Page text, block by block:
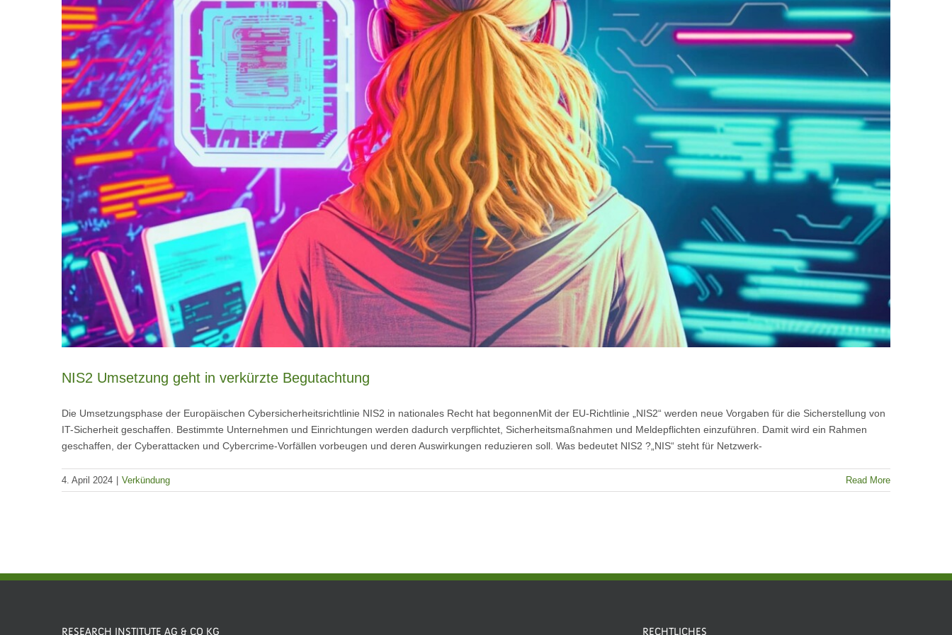
NIS2 Umsetzung geht in verkürzte Begutachtung
Die Umsetzungsphase der Europäischen Cybersicherheitsrichtlinie NIS2 in nationales Recht hat begonnenMit der EU-Richtlinie „NIS2“ werden neue Vorgaben für die Sicherstellung von
IT-Sicherheit geschaffen. Bestimmte Unternehmen und Einrichtungen werden dadurch verpflichtet, Sicherheitsmaßnahmen und Meldepflichten einzuführen. Damit wird ein Rahmen
geschaffen, der Cyberattacken und Cybercrime-Vorfällen vorbeugen und deren Auswirkungen reduzieren soll. Was bedeutet NIS2 ?„NIS“ steht für Netzwerk-
4. April 2024 Verkündung Read More
RESEARCH INSTITUTE AG & CO KG RECHTLICHES